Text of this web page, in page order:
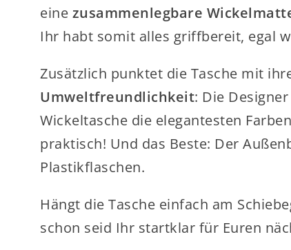
eine zusammenlegbare
Ihr habt somit alles griffbereit, egal
Zusätzlich punktet die Tasche mit
Umweltfreundlichkeit: Die
Wickeltasche die elegantesten
praktisch! Und das Beste: Der
Plastikflaschen.
Hängt die Tasche einfach am
schon seid Ihr startklar für Euren